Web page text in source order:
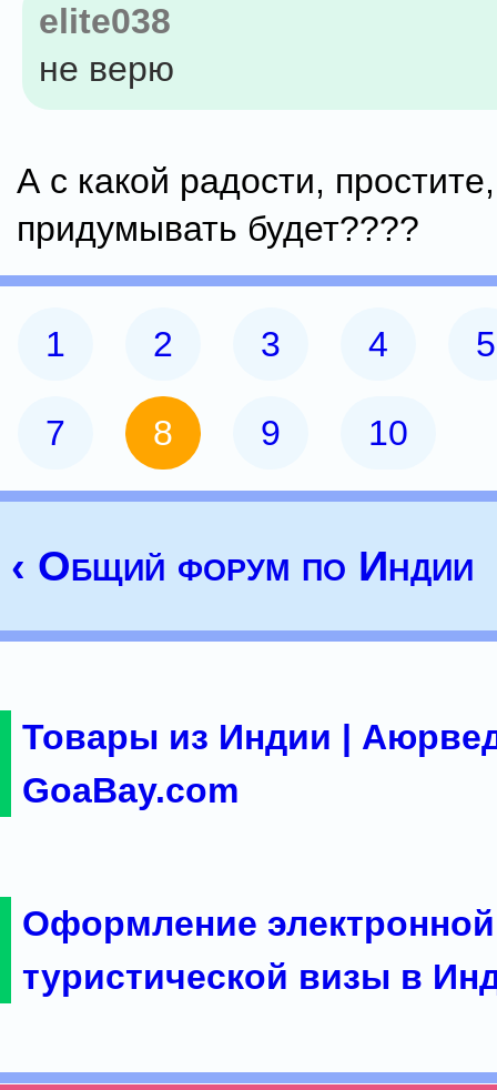
elite038
не верю
А с какой радости,
придумывать будет????
1 2 3 4 5
7 8 9 10
‹ Общий форум по Индии
Товары из Индии |
GoaBay.com
Оформление электронной
туристической визы в